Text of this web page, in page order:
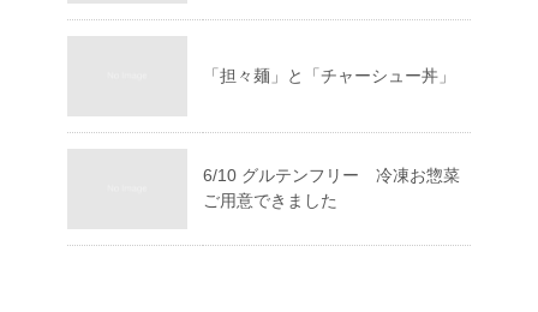
「担々麺」と「チャーシュー丼」
6/10 グルテンフリー 冷凍お惣菜
ご用意できました